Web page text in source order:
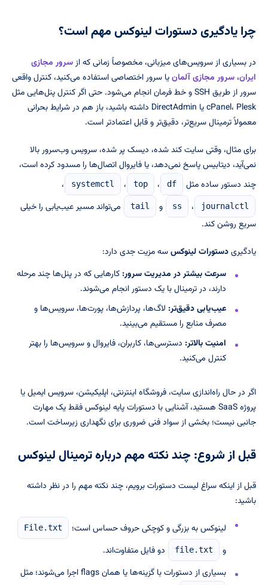
چرا یادگیری دستورات لینوکس مهم است؟
در بسیاری از سرویس‌های میزبانی، مخصوصاً زمانی که ازسرور مجازی
ایران، سرور مجازی آلمانیا سرور اختصاصی استفاده می‌کنید، کنترل واقعی
سرور از طریق SSH و خط فرمان انجام می‌شود. حتی اگر کنترل پنل‌هایی مثل
cPanel، Plesk یا DirectAdmin داشته باشید، باز هم در شرایط بحرانی
معمولاً ترمینال سریع‌تر، دقیق‌تر و قابل اعتمادتر است.
برای مثال، وقتی سایت کند شده، دیسک پر شده، سرویس وب‌سرور بالا
نمی‌آید، دیتابیس پاسخ نمی‌دهد، یا فایروال اتصال‌ها را مسدود کرده است،
چند دستور ساده مثل
df ، top ، systemctl ،
journalctl ، ss و tail
می‌تواند مسیر عیب‌یابی را خیلی
سریع روشن کند.
یادگیریدستورات لینوکسسه مزیت جدی دارد:
سرعت بیشتر در مدیریت سرور: کارهایی که در پنل‌ها چند مرحله
دارند، در ترمینال با یک دستور انجام می‌شوند.
عیب‌یابی دقیق‌تر: لاگ‌ها، پردازش‌ها، پورت‌ها، سرویس‌ها و
مصرف منابع را مستقیم می‌بینید.
امنیت بالاتر: دسترسی‌ها، کاربران، فایروال و سرویس‌ها را بهتر
کنترل می‌کنید.
اگر در حال راه‌اندازی سایت، فروشگاه اینترنتی، اپلیکیشن، سرویس ایمیل یا
پروژه SaaS هستید، آشنایی با دستورات پایه لینوکس فقط یک مهارت
جانبی نیست؛ بخشی از سواد فنی ضروری برای نگهداری زیرساخت است.
قبل از شروع: چند نکته مهم درباره ترمینال لینوکس
قبل از اینکه سراغ لیست دستورات برویم، چند نکته مهم را در نظر داشته
باشید:
لینوکس به بزرگی و کوچکی حروف حساس است؛ File.txt
و file.txt
دو فایل متفاوت‌اند.
بسیاری از دستورات با گزینه‌ها یا همان flags اجرا می‌شوند؛ مثل